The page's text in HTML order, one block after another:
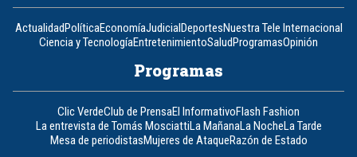
ActualidadPolíticaEconomíaJudicialDeportesNuestra Tele Internacional
Ciencia y TecnologíaEntretenimientoSaludProgramasOpinión
Programas
Clic VerdeClub de PrensaEl InformativoFlash Fashion
La entrevista de Tomás MosciattiLa MañanaLa NocheLa Tarde
Mesa de periodistasMujeres de AtaqueRazón de Estado